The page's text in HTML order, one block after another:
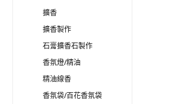
擴香
擴香製作
石膏擴香石製作
香氛燈/精油
精油線香
香氛袋/百花香氛袋